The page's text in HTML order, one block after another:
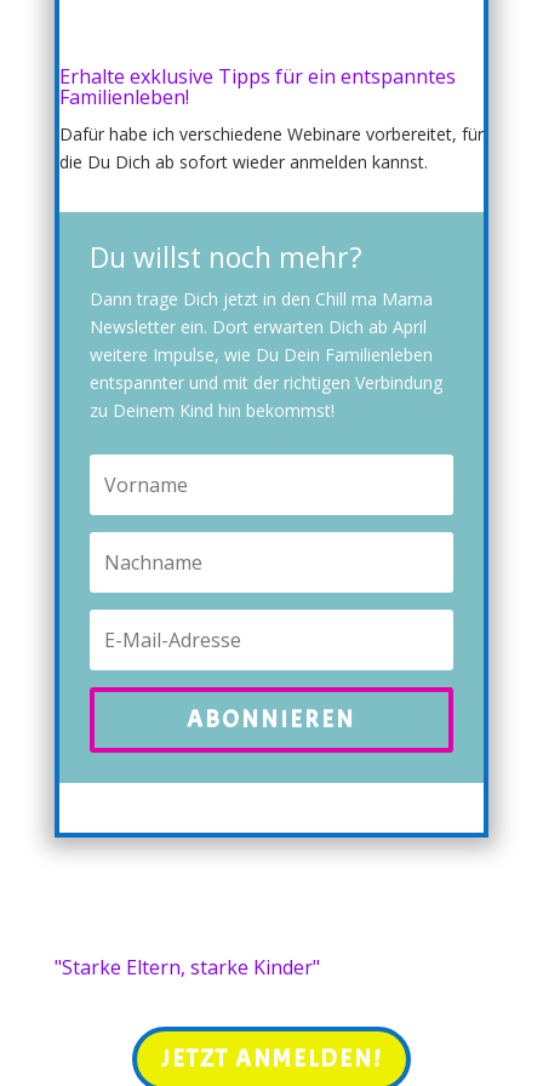
Erhalte exklusive Tipps für ein entspanntes
Familienleben!
Dafür habe ich verschiedene Webinare vorbereitet, für
die Du Dich ab sofort wieder anmelden kannst.
Du willst noch mehr?
Dann trage Dich jetzt in den Chill ma Mama
Newsletter ein. Dort erwarten Dich ab April
weitere Impulse, wie Du Dein Familienleben
entspannter und mit der richtigen Verbindung
zu Deinem Kind hin bekommst!
ABONNIEREN
"Starke Eltern, starke Kinder"
JETZT ANMELDEN!